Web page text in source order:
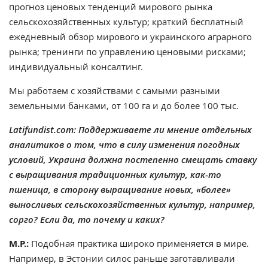
прогноз ценовых тенденций мирового рынка
сельскохозяйственных культур; краткий бесплатный
ежедневный обзор мирового и украинского аграрного
рынка; тренинги по управлению ценовыми рисками;
индивидуальный консалтинг.
Мы работаем с хозяйствами с самыми разными
земельными банками, от 100 га и до более 100 тыс.
Latifundist.com: Поддерживаете ли мнение отдельных
аналитиков о том, что в силу изменения погодных
условий, Украина должна постепенно смещать ставку
с выращивания традиционных культур, как-то
пшеница, в сторону выращивание новых, «более»
выносливых сельскохозяйственных культур, например,
сорго? Если да, то почему и каких?
М.Р.: Подобная практика широко применяется в мире.
Например, в Эстонии силос раньше заготавливали